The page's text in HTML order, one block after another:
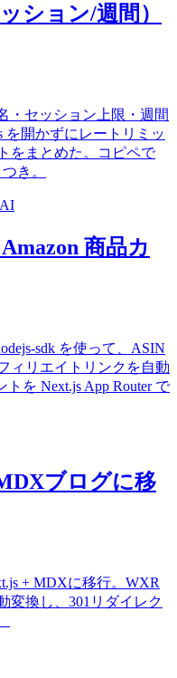
ション/週間）
・セッション上限・週間
を開かずにレートリミッ
をまとめた。コピペで
き。
AI
商品カ
sdk を使って、ASIN
ィリエイトリンクを自動
を Next.js App Router で
ブログに移
+ MDXに移行。WXR
変換し、301リダイレク